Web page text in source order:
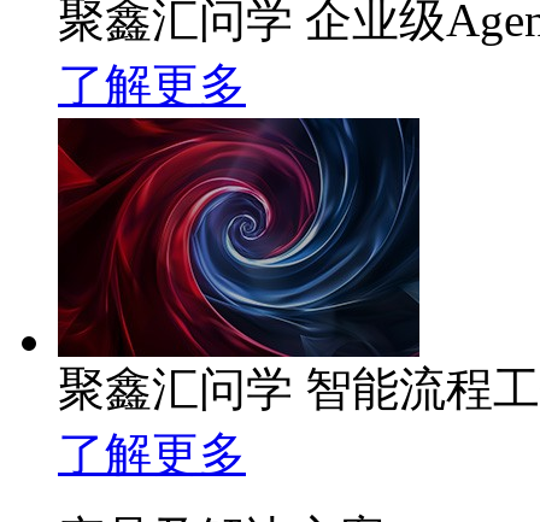
聚鑫汇问学 企业级
了解更多
聚鑫汇问学 智能流程
了解更多